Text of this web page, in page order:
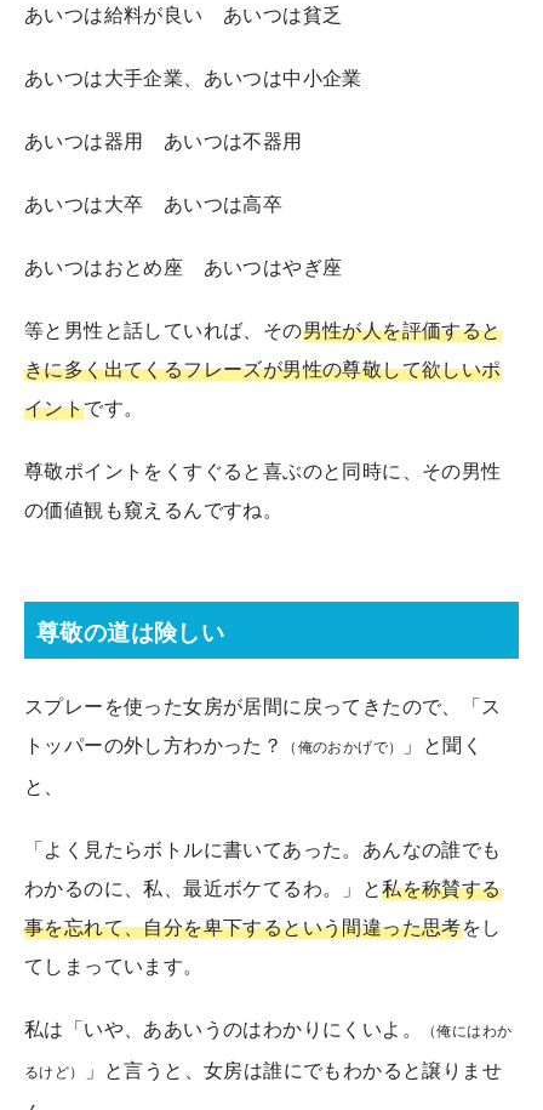
あいつは給料が良い あいつは貧乏
あいつは大手企業、あいつは中小企業
あいつは器用 あいつは不器用
あいつは大卒 あいつは高卒
あいつはおとめ座 あいつはやぎ座
等と男性と話していれば、その男性が人を評価すると
きに多く出てくるフレーズが男性の尊敬して欲しいポ
イントです。
尊敬ポイントをくすぐると喜ぶのと同時に、その男性
の価値観も窺えるんですね。
尊敬の道は険しい
スプレーを使った女房が居間に戻ってきたので、「ス
トッパーの外し方わかった？
（俺のおかげで）
」と聞く
と、
「よく見たらボトルに書いてあった。あんなの誰でも
わかるのに、私、最近ボケてるわ。」と私を称賛する
事を忘れて、自分を卑下するという間違った思考をし
てしまっています。
私は「いや、ああいうのはわかりにくいよ。 （俺にはわか
るけど）
」と言うと、女房は誰にでもわかると譲りませ